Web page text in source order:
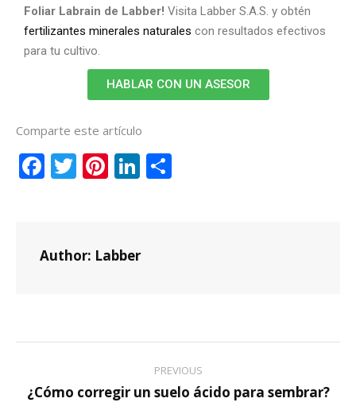
Foliar Labrain de Labber! Visita Labber S.A.S. y obtén
fertilizantes minerales naturales con resultados efectivos
para tu cultivo.
HABLAR CON UN ASESOR
Comparte este artículo
Facebook
Twitter
Pinterest
LinkedIn
Author: Labber
PREVIOUS
¿Cómo corregir un suelo ácido para sembrar?